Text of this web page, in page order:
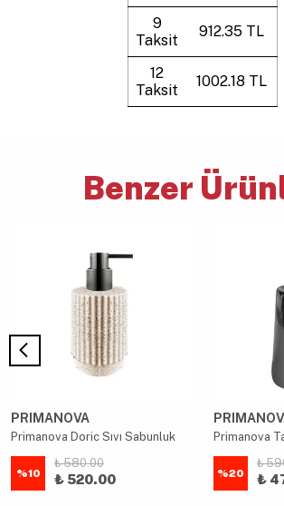
9
Taksit
912.35 TL
12
Taksit
1002.18 TL
Benzer
PRIMANOVA
Primanova Doric Sıvı Sabunluk
%10
₺ 580.00
₺ 520.00
Primanova
%20
₺
₺